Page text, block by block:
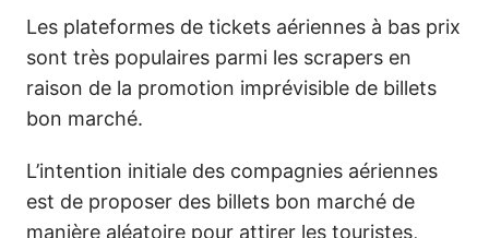
Les plateformes de tickets aériennes à bas prix
sont très populaires parmi les scrapers en
raison de la promotion imprévisible de billets
bon marché.
L’intention initiale des compagnies aériennes
est de proposer des billets bon marché de
manière aléatoire pour attirer les touristes,